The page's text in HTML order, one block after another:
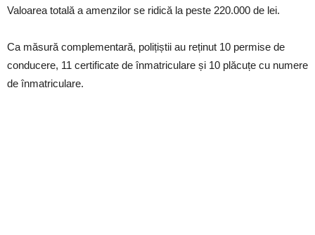
Valoarea totală a amenzilor se ridică la peste 220.000 de lei.
Ca măsură complementară, polițiștii au reținut 10 permise de
conducere, 11 certificate de înmatriculare și 10 plăcuțe cu numere
de înmatriculare.